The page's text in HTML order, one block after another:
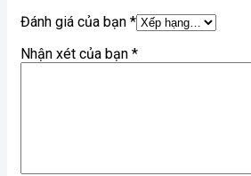
Đánh giá của bạn *
Nhận xét của bạn *